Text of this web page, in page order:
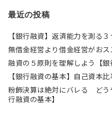
最近の投稿
【銀行融資】返済能力を測る
無借金経営より借金経営がおス
融資の５原則を理解しよう【銀
【銀行融資の基本】自己資本
粉飾決算は絶対にバレる ど
行融資の基本】